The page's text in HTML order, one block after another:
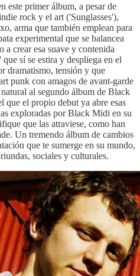
este primer álbum, a pesar de
rock y el art ('Sunglasses'),
arma que también emplean para
experimental que se balancea
crear esa suave y contenida
sí se estira y despliega en el
dramatismo, tensión y que
punk con amagos de avant-garde
al segundo álbum de Black
que el propio debut ya abre esas
exploradas por Black Midi en su
que las atraviese, como han
Un tremendo álbum de cambios
que te sumerge en su mundo,
sociales y culturales.